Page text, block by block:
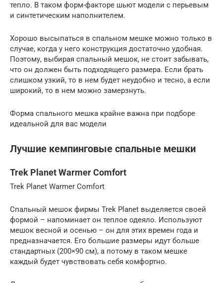
тепло. В таком форм-факторе шьют модели с перьевым
и синтетическим наполнителем.
Хорошо высыпаться в спальном мешке можно только в
случае, когда у него конструкция достаточно удобная.
Поэтому, выбирая спальный мешок, не стоит забывать,
что он должен быть подходящего размера. Если брать
слишком узкий, то в нем будет неудобно и тесно, а если
широкий, то в нем можно замерзнуть.
Форма спального мешка крайне важна при подборе
идеальной для вас модели
Лучшие кемпинговые спальные мешки
Trek Planet Warmer Comfort
Trek Planet Warmer Comfort
Спальный мешок фирмы Trek Planet выделяется своей
формой – напоминает он теплое одеяло. Используют
мешок весной и осенью – он для этих времен года и
предназначается. Его большие размеры идут больше
стандартных (200×90 см), а потому в таком мешке
каждый будет чувствовать себя комфортно.